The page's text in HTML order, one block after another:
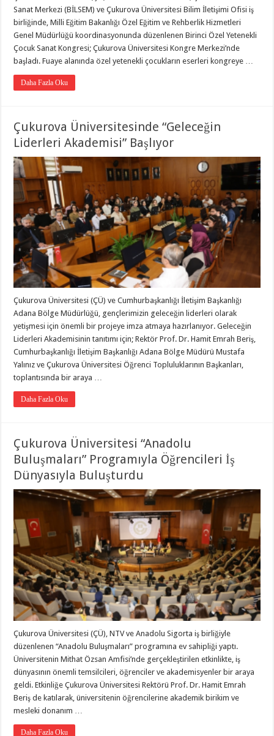
Sanat Merkezi (BİLSEM) ve Çukurova Üniversitesi Bilim İletişimi Ofisi iş
birliğinde, Milli Eğitim Bakanlığı Özel Eğitim ve Rehberlik Hizmetleri
Genel Müdürlüğü koordinasyonunda düzenlenen Birinci Özel Yetenekli
Çocuk Sanat Kongresi; Çukurova Üniversitesi Kongre Merkezi’nde
başladı. Fuaye alanında özel yetenekli çocukların eserleri kongreye …
Daha Fazla Oku
Çukurova Üniversitesinde “Geleceğin
Liderleri Akademisi” Başlıyor
Çukurova Üniversitesi (ÇÜ) ve Cumhurbaşkanlığı İletişim Başkanlığı
Adana Bölge Müdürlüğü, gençlerimizin geleceğin liderleri olarak
yetişmesi için önemli bir projeye imza atmaya hazırlanıyor. Geleceğin
Liderleri Akademisinin tanıtımı için; Rektör Prof. Dr. Hamit Emrah Beriş,
Cumhurbaşkanlığı İletişim Başkanlığı Adana Bölge Müdürü Mustafa
Yalınız ve Çukurova Üniversitesi Öğrenci Topluluklarının Başkanları,
toplantısında bir araya …
Daha Fazla Oku
Çukurova Üniversitesi “Anadolu
Buluşmaları” Programıyla Öğrencileri İş
Dünyasıyla Buluşturdu
Çukurova Üniversitesi (ÇÜ), NTV ve Anadolu Sigorta iş birliğiyle
düzenlenen “Anadolu Buluşmaları” programına ev sahipliği yaptı.
Üniversitenin Mithat Özsan Amfisi’nde gerçekleştirilen etkinlikte, iş
dünyasının önemli temsilcileri, öğrenciler ve akademisyenler bir araya
geldi. Etkinliğe Çukurova Üniversitesi Rektörü Prof. Dr. Hamit Emrah
Beriş de katılarak, üniversitenin öğrencilerine akademik birikim ve
mesleki donanım …
Daha Fazla Oku